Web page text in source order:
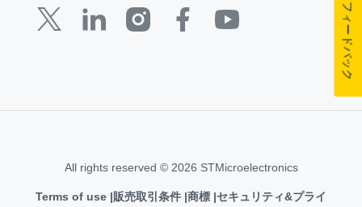
All rights reserved © 2026 STMicroelectronics
Terms of use 販売取引条件 商標 セキュリティ&プライ
フィードバック